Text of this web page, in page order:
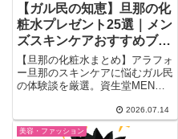
【ガル民の知恵】旦那の化
粧水プレゼント25選｜メン
ズスキンケアおすすめブラ
ンドまとめ
【旦那の化粧水まとめ】アラフォ
ー旦那のスキンケアに悩むガル民
の体験談を厳選。資生堂MEN・
プレゼントにも使えるおすすめブ
ランド、脂性肌・乾燥肌別の選び
2026.07.14
美容・ファッション